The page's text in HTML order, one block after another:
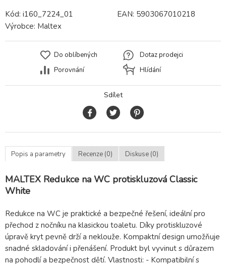
Kód: i160_7224_01 EAN: 5903067010218
Výrobce: Maltex
Do oblíbených
Porovnání
Dotaz prodejci
Hlídání
Sdílet
Popis a parametry Recenze (0) Diskuse (0)
MALTEX Redukce na WC protiskluzová Classic
White
Redukce na WC je praktické a bezpečné řešení, ideální pro
přechod z nočníku na klasickou toaletu. Díky protiskluzové
úpravě kryt pevně drží a neklouže. Kompaktní design umožňuje
snadné skladování i přenášení. Produkt byl vyvinut s důrazem
na pohodlí a bezpečnost dětí. Vlastnosti: - Kompatibilní s